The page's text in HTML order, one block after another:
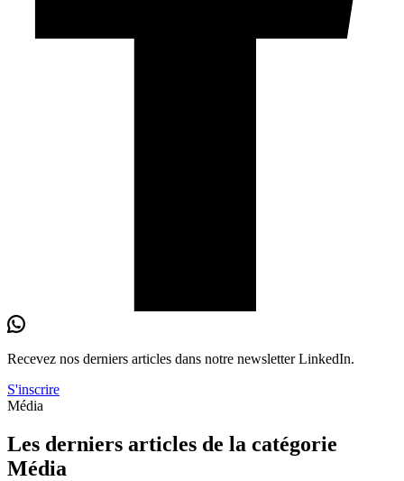
Recevez nos derniers articles dans notre newsletter LinkedIn.
S'inscrire
Média
Les derniers articles de la catégorie
Média